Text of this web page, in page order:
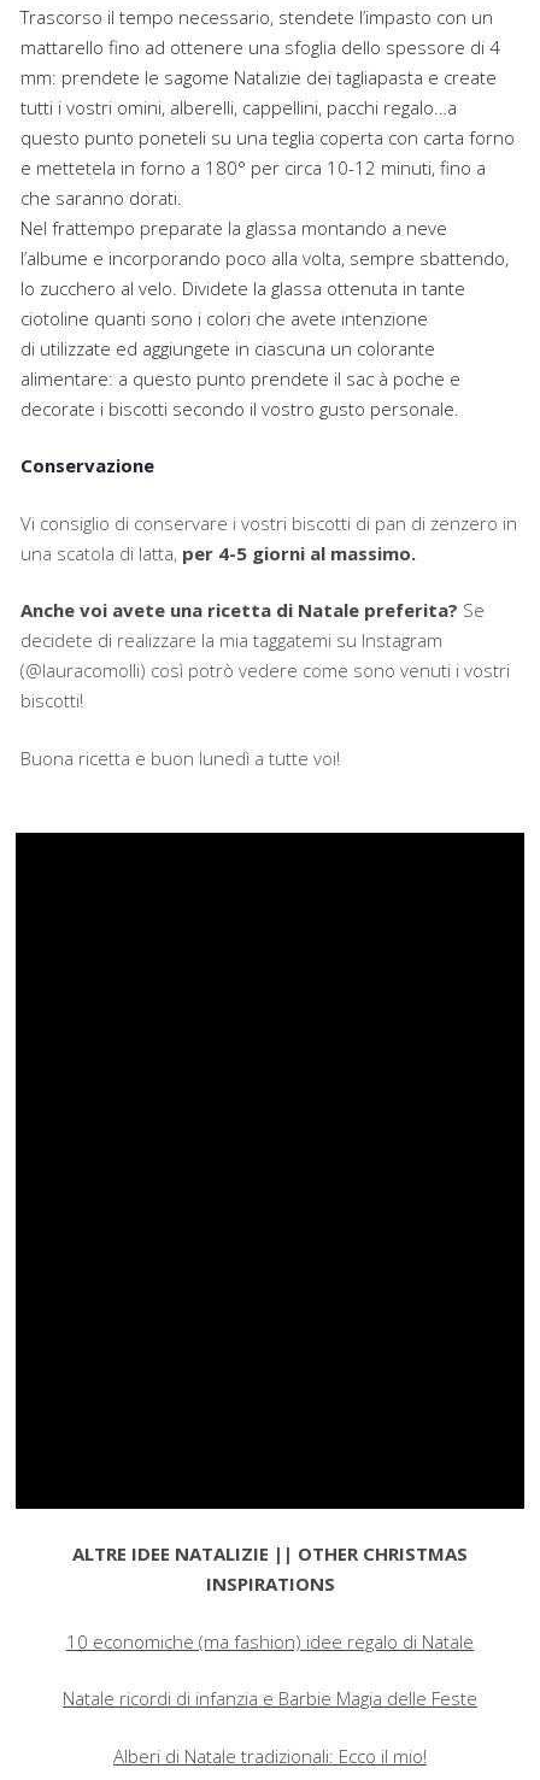
Trascorso il tempo necessario, stendete l’impasto con un
mattarello fino ad ottenere una sfoglia dello spessore di 4
mm: prendete le sagome Natalizie dei tagliapasta e create
tutti i vostri omini, alberelli, cappellini, pacchi regalo…a
questo punto poneteli su una teglia coperta con carta forno
e mettetela in forno a 180° per circa 10-12 minuti, fino a
che saranno dorati.
Nel frattempo preparate la glassa montando a neve
l’albume e incorporando poco alla volta, sempre sbattendo,
lo zucchero al velo. Dividete la glassa ottenuta in tante
ciotoline quanti sono i colori che avete intenzione
di utilizzate ed aggiungete in ciascuna un colorante
alimentare: a questo punto prendete il sac à poche e
decorate i biscotti secondo il vostro gusto personale.
Conservazione
Vi consiglio di conservare i vostri biscotti di pan di zenzero in
una scatola di latta, per 4-5 giorni al massimo.
Anche voi avete una ricetta di Natale preferita? Se
decidete di realizzare la mia taggatemi su Instagram
(@lauracomolli) così potrò vedere come sono venuti i vostri
biscotti!
Buona ricetta e buon lunedì a tutte voi!
ALTRE IDEE NATALIZIE || OTHER CHRISTMAS
INSPIRATIONS
10 economiche (ma fashion) idee regalo di Natale
Natale ricordi di infanzia e Barbie Magia delle Feste
Alberi di Natale tradizionali: Ecco il mio!